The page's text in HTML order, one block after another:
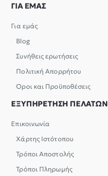
ΓΙΑ ΕΜΑΣ
Για εμάς
Blog
Συνήθεις ερωτήσεις
Πολιτική Απορρήτου
Όροι και Προϋποθέσεις
ΕΞΥΠΗΡΕΤΗΣΗ ΠΕΛΑΤΩΝ
Επικοινωνία
Χάρτης Ιστότοπου
Τρόποι Αποστολής
Τρόποι Πληρωμής